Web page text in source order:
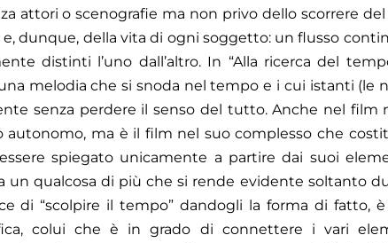
attori o scenografie ma non privo dello scorrere
e, dunque, della vita di ogni soggetto: un flusso
distinti l’uno dall’altro. In “Alla ricerca del
melodia che si snoda nel tempo e i cui istanti (le
senza perdere il senso del tutto. Anche nel film
ma è il film nel suo complesso che
spiegato unicamente a partire dai suoi
un qualcosa di più che si rende evidente soltanto
di “scolpire il tempo” dandogli la forma di fatto,
colui che è in grado di connettere i vari